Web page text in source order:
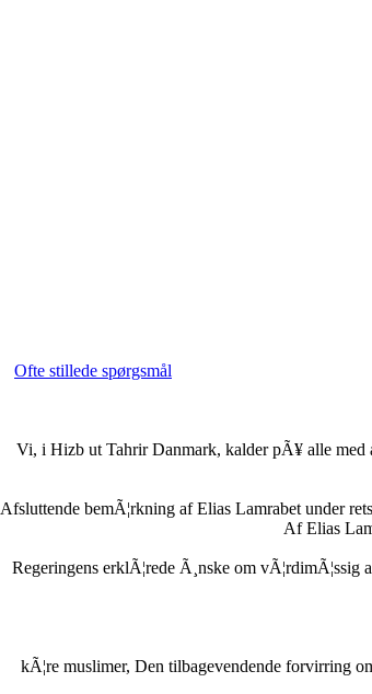
Ofte stillede spørgsmål
Vi, i Hizb ut Tahrir Danmark, kalder pÃ¥ alle med
Afsluttende bemÃ¦rkning af Elias Lamrabet under
Af Elias
Regeringens erklÃ¦rede Ã¸nske om
kÃ¦re muslimer, Den tilbagevendende forvirring